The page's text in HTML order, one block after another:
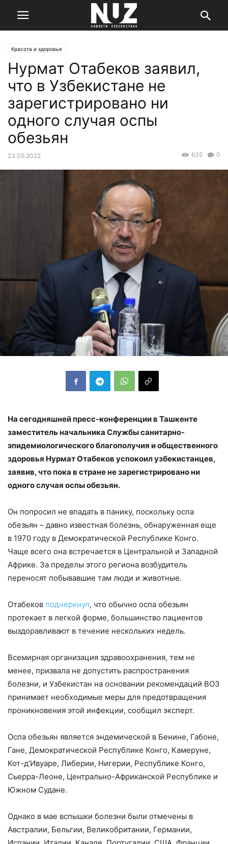
Красота и здоровье
Нурмат Отабеков заявил,
что в Узбекистане не
зарегистрировано ни
одного случая оспы
обезьян
23.05.2022 0
635
На сегодняшней пресс-конференции в Ташкенте
заместитель начальника Службы санитарно-
эпидемиологического благополучия и общественного
здоровья Нурмат Отабеков успокоил узбекистанцев,
заявив, что пока в стране не зарегистрировано ни
одного случая оспы обезьян.
Он попросил не впадать в панику, поскольку оспа
обезьян – давно известная болезнь, обнаруженная еще
в 1970 году в Демократической Республике Конго.
Чаще всего она встречается в Центральной и Западной
Африке. За пределы этого региона возбудитель
переносят побывавшие там люди и животные.
Отабеков подчеркнул, что обычно оспа обезьян
протекает в легкой форме, большинство пациентов
выздоравливают в течение нескольких недель.
Всемирная организация здравоохранения, тем не
менее, призвала не допустить распространения
болезни, и Узбекистан на основании рекомендаций ВОЗ
принимает необходимые меры для предотвращения
проникновения этой инфекции, сообщил эксперт.
Оспа обезьян является эндемической в Бенине, Габоне,
Гане, Демократической Республике Конго, Камеруне,
Кот-д’Ивуаре, Либерии, Нигерии, Республике Конго,
Сьерра-Леоне, Центрально-Африканской Республике и
Южном Судане.
Однако в мае вспышки болезни были отмечены в
Австралии, Бельгии, Великобритании, Германии,